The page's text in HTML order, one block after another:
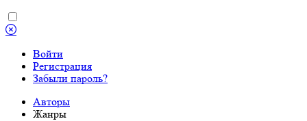
Войти
Регистрация
Забыли пароль?
Авторы
Жанры